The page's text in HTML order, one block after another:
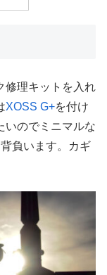
修理キットを入れ
XOSS G+を付け
いのでミニマルな
負います。カギ